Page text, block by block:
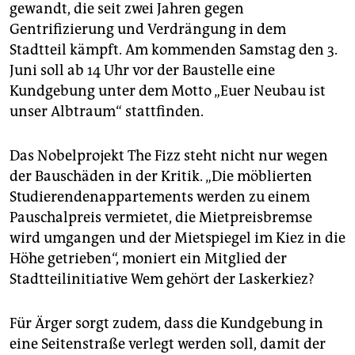
gewandt, die seit zwei Jahren gegen
Gentrifizierung und Verdrängung in dem
Stadtteil kämpft. Am kommenden Samstag den 3.
Juni soll ab 14 Uhr vor der Baustelle eine
Kundgebung unter dem Motto „Euer Neubau ist
unser Albtraum“ stattfinden.
Das Nobelprojekt The Fizz steht nicht nur wegen
der Bauschäden in der Kritik. „Die möblierten
Studierendenappartements werden zu einem
Pauschalpreis vermietet, die Mietpreisbremse
wird umgangen und der Mietspiegel im Kiez in die
Höhe getrieben“, moniert ein Mitglied der
Stadtteilinitiative Wem gehört der Laskerkiez?
Für Ärger sorgt zudem, dass die Kundgebung in
eine Seitenstraße verlegt werden soll, damit der